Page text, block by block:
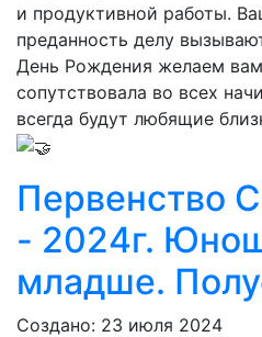
и продуктивной работы.
преданность делу
День Рождения желаем
сопутствовала во всех
всегда будут любящие
Первенство
- 2024г.
младше.
Создано: 23 июля 2024